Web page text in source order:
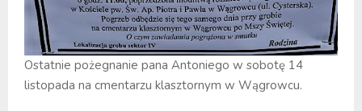
Ostatnie pożegnanie pana Antoniego w sobotę 14
listopada na cmentarzu klasztornym w Wągrowcu.